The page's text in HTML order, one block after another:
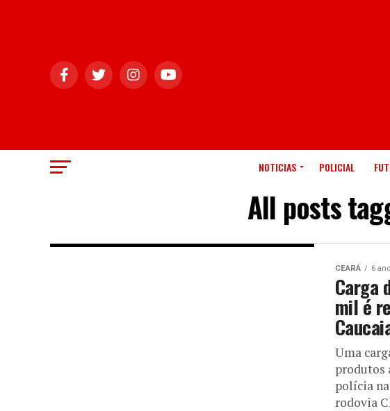
NOTICIAS POLICIAL
All posts
CEARÁ 6
Carga
mil é
Uma
produtos
polícia
rodovia